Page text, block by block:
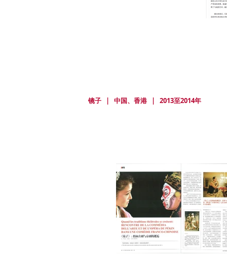
镜子 | 中国、香港 | 2013至2014年